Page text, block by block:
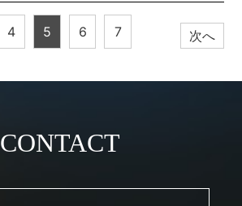
4 5 6 7 次へ
CONTACT